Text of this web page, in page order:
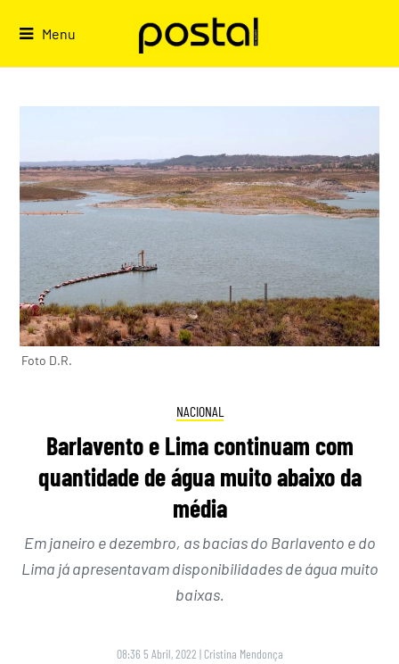
Menu
Foto D.R.
NACIONAL
Barlavento e Lima continuam com
quantidade de água muito abaixo da
média
Em janeiro e dezembro, as bacias do Barlavento e do
Lima já apresentavam disponibilidades de água muito
baixas.
08:36 5 Abril, 2022 | Cristina Mendonça